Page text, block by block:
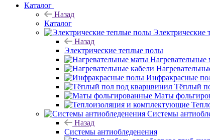
Каталог
Назад
Каталог
Электрические
Назад
Электрические теплые полы
Нагревательные
Инфракрасные
Тёплый
Маты
Системы
Назад
Системы антиобледенения